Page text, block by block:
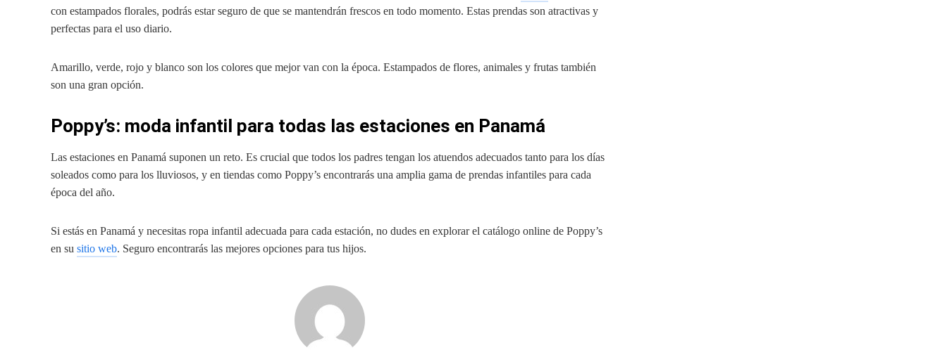
con estampados florales, podrás estar seguro de que se mantendrán frescos en todo momento. Estas prendas son atractivas y
perfectas para el uso diario.
Amarillo, verde, rojo y blanco son los colores que mejor van con la época. Estampados de flores, animales y frutas también
son una gran opción.
Poppy’s: moda infantil para todas las estaciones en Panamá
Las estaciones en Panamá suponen un reto. Es crucial que todos los padres tengan los atuendos adecuados tanto para los días
soleados como para los lluviosos, y en tiendas como Poppy’s encontrarás una amplia gama de prendas infantiles para cada
época del año.
Si estás en Panamá y necesitas ropa infantil adecuada para cada estación, no dudes en explorar el catálogo online de Poppy’s
en su sitio web. Seguro encontrarás las mejores opciones para tus hijos.